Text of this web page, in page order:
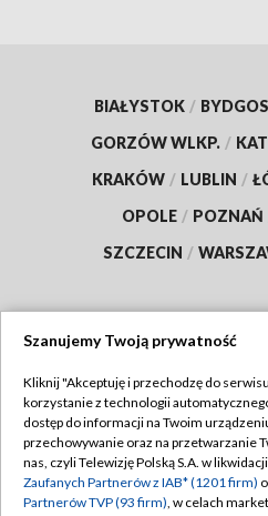
BIAŁYSTOK /
GORZÓW WLKP. /
KRAKÓW / LUBLIN /
OPOLE / POZNAŃ
SZCZECIN /
Abonament TVP
Emisja w TVP
Polityka
Szanujemy Twoją prywatność
Kliknij "Akceptuję i przechodzę do
korzystanie z technologii
dostęp do informacji na Twoim
przechowywanie oraz na przetwarzanie
nas, czyli Telewizję Polską S.A. w
Zaufanych Partnerów z IAB* (1201 firm)
Partnerów TVP (93 firm), w celach